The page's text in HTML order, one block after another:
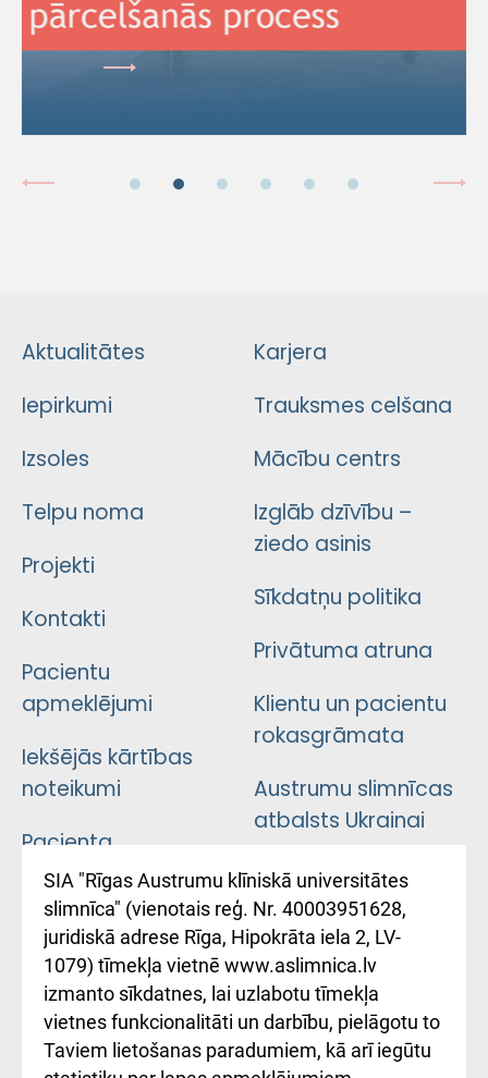
Aktualitātes
Iepirkumi
Izsoles
Telpu noma
Projekti
Kontakti
Pacientu
apmeklējumi
Iekšējās kārtības
noteikumi
Pacienta
atsauksmju/sūdzību
iesniegšanas
kārtība
Kā pie mums nokļūt
Rēķinu apmaksas
Karjera
Trauksmes celšana
Mācību centrs
Izglāb dzīvību –
ziedo asinis
Sīkdatņu politika
Privātuma atruna
Klientu un pacientu
rokasgrāmata
Austrumu slimnīcas
atbalsts Ukrainai
Підтримка Східної
лікарні та співпраця з
Україною
SIA "Rīgas Austrumu klīniskā universitātes
slimnīca" (vienotais reģ. Nr. 40003951628,
juridiskā adrese Rīga, Hipokrāta iela 2, LV-
1079) tīmekļa vietnē www.aslimnica.lv
izmanto sīkdatnes, lai uzlabotu tīmekļa
vietnes funkcionalitāti un darbību, pielāgotu to
Taviem lietošanas paradumiem, kā arī iegūtu